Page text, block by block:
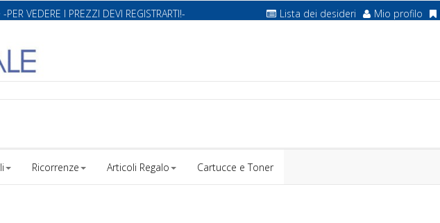
-PER VEDERE I PREZZI DEVI REGISTRARTI!- Lista dei desideri Mio profilo
Ricorrenze Articoli Regalo Cartucce e Toner